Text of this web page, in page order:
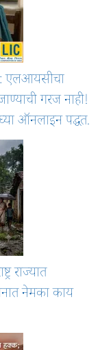
गरज नाही!
ऑनलाइन पद्धत.
राज्यात
नेमका काय